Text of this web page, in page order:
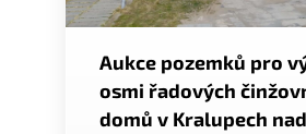
Aukce pozemků pro
osmi řadových
domů v Kralupech